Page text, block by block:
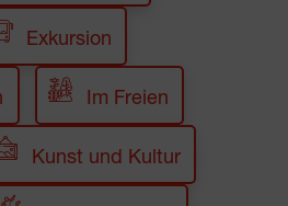
Exkursion
Im Freien
Kunst und Kultur